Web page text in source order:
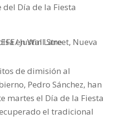
Día de la Fiesta
de dimisión al
Pedro Sánchez, han
martes el Día de la Fiesta
el tradicional